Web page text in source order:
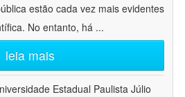
estão cada vez mais evidentes
No entanto, há ...
leia mais
Estadual Paulista Júlio